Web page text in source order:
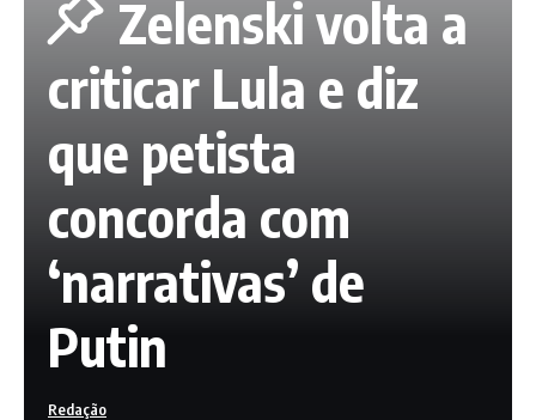
Zelenski volta a
criticar Lula e diz
que petista
concorda com
‘narrativas’ de
Putin
Redação